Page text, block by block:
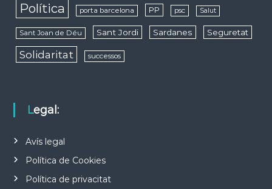
Política porta barcelona PP psc Salut
Sant Joan de Déu Sant Jordi Sardanes Seguretat
Solidaritat successos
Legal:
Avís legal
Política de Cookies
Política de privacitat